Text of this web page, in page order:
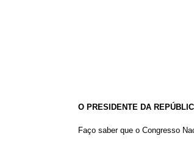
O PRESIDENTE DA
Faço saber que o Congresso